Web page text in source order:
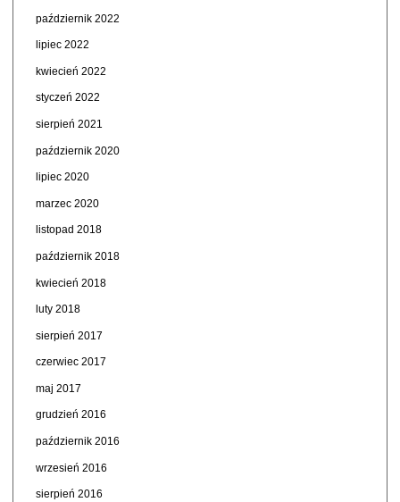
październik 2022
lipiec 2022
kwiecień 2022
styczeń 2022
sierpień 2021
październik 2020
lipiec 2020
marzec 2020
listopad 2018
październik 2018
kwiecień 2018
luty 2018
sierpień 2017
czerwiec 2017
maj 2017
grudzień 2016
październik 2016
wrzesień 2016
sierpień 2016